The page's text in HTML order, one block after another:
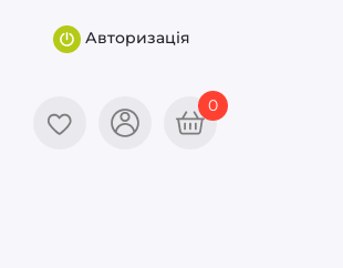
Авторизація
0